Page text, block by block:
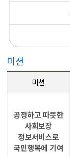
미션
미션
공정하고 따뜻한
사회보장
정보서비스로
국민행복에 기여